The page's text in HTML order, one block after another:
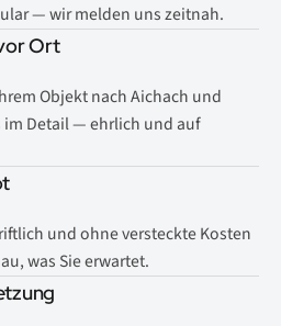
— wir melden uns zeitnah.
Ort
Objekt nach Aichach und
im Detail — ehrlich und auf
und ohne versteckte Kosten
was Sie erwartet.